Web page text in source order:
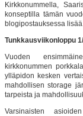
Kirkkonummella,
konseptilla tämän
blogipostauksessa
Tunkkausviikonloppu
Vuoden
kirkkonummen
ylläpidon kesken
mahdollisen storage
tarpeista ja
Varsinaisten